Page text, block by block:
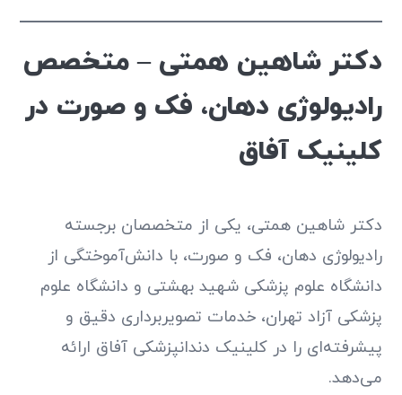
دکتر شاهین همتی – متخصص
رادیولوژی دهان، فک و صورت در
کلینیک آفاق
دکتر شاهین همتی، یکی از متخصصان برجسته
رادیولوژی دهان، فک و صورت، با دانش‌آموختگی از
دانشگاه علوم پزشکی شهید بهشتی و دانشگاه علوم
پزشکی آزاد تهران، خدمات تصویربرداری دقیق و
پیشرفته‌ای را در کلینیک دندانپزشکی آفاق ارائه
می‌دهد.